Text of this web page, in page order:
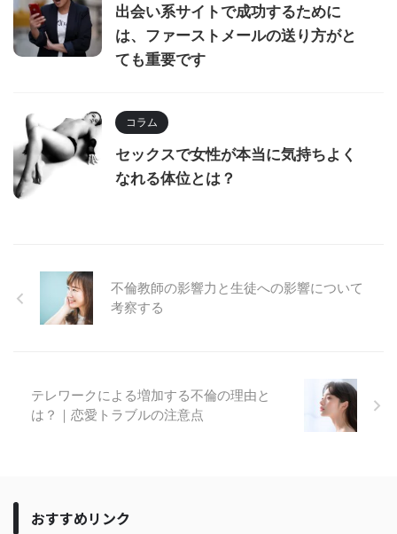
出会い系サイトで成功するために
は、ファーストメールの送り方がと
ても重要です
コラム
セックスで女性が本当に気持ちよく
なれる体位とは？
不倫教師の影響力と生徒への影響について
考察する
テレワークによる増加する不倫の理由と
は？｜恋愛トラブルの注意点
おすすめリンク